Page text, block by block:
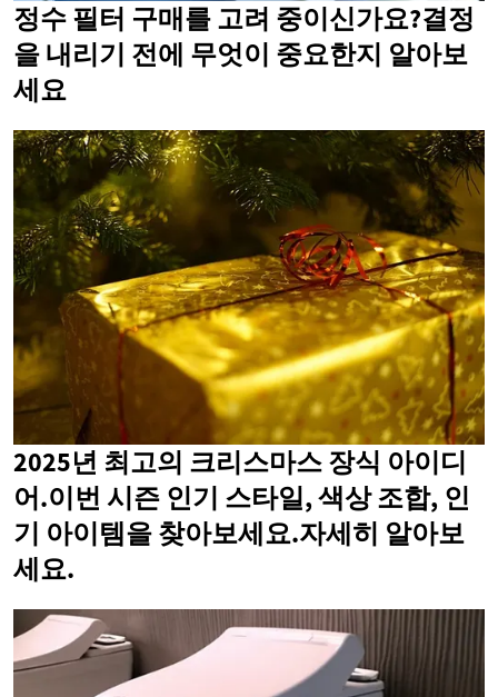
정수 필터 구매를 고려 중이신가요?결정
을 내리기 전에 무엇이 중요한지 알아보
세요
2025년 최고의 크리스마스 장식 아이디
어.이번 시즌 인기 스타일, 색상 조합, 인
기 아이템을 찾아보세요.자세히 알아보
세요.